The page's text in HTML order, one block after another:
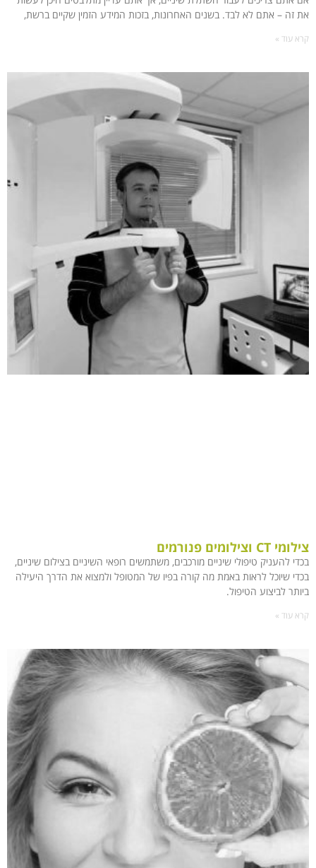
את זה – אתם לא לבד. בשנים האחרונות, בזכות המידע הזמין שקיים ברשת,
קרא עוד »
צילומי CT וצילומים פנורמים
בכדי להעניק טיפולי שיניים מורכבים, משתמשים רופאי השיניים בצילום שיניים,
בכדי שיוכל לראות באמת מה קורה בפיו של המטופל ולמצוא את הדרך היעילה
ביותר לביצוע הטיפול.
קרא עוד »